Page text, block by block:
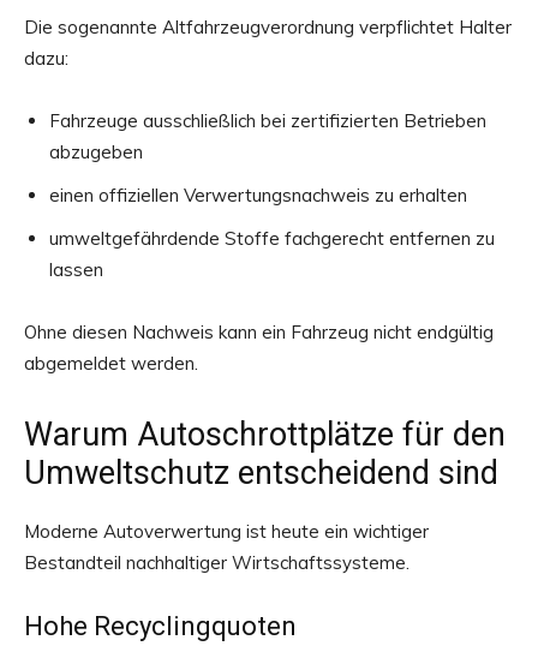
Die sogenannte Altfahrzeugverordnung verpflichtet Halter
dazu:
Fahrzeuge ausschließlich bei zertifizierten Betrieben
abzugeben
einen offiziellen Verwertungsnachweis zu erhalten
umweltgefährdende Stoffe fachgerecht entfernen zu
lassen
Ohne diesen Nachweis kann ein Fahrzeug nicht endgültig
abgemeldet werden.
Warum Autoschrottplätze für den
Umweltschutz entscheidend sind
Moderne Autoverwertung ist heute ein wichtiger
Bestandteil nachhaltiger Wirtschaftssysteme.
Hohe Recyclingquoten